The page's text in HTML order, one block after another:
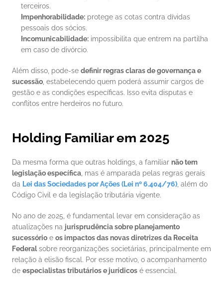
terceiros.
Impenhorabilidade: protege as cotas contra dívidas
pessoais dos sócios.
Incomunicabilidade: impossibilita que entrem na partilha
em caso de divórcio.
Além disso, pode-se definir regras claras de governança e
sucessão, estabelecendo quem poderá assumir cargos de
gestão e as condições específicas. Isso evita disputas e
conflitos entre herdeiros no futuro.
Holding Familiar em 2025
Da mesma forma que outras holdings, a familiar não tem
legislação específica, mas é amparada pelas regras gerais
da Lei das Sociedades por Ações (Lei nº 6.404/76), além do
Código Civil e da legislação tributária vigente.
No ano de 2025, é fundamental levar em consideração as
atualizações na jurisprudência sobre planejamento
sucessório e os impactos das novas diretrizes da Receita
Federal sobre reorganizações societárias, principalmente em
relação à elisão fiscal. Por esse motivo, o acompanhamento
de especialistas tributários e jurídicos é essencial.